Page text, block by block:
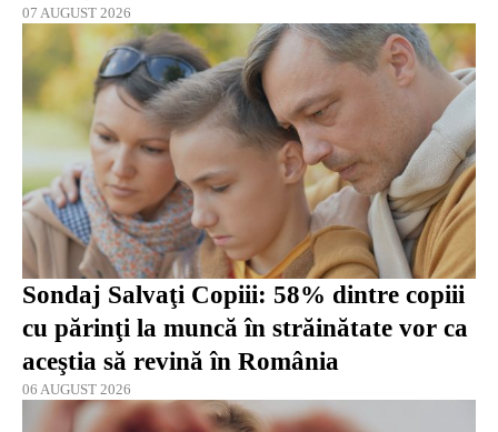
07 AUGUST 2026
Sondaj Salvaţi Copiii: 58% dintre copiii
cu părinţi la muncă în străinătate vor ca
aceştia să revină în România
06 AUGUST 2026